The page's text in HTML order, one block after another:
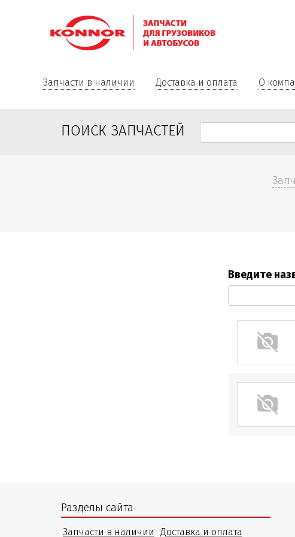
Запчасти в наличии Доставка и оплата О
ПОИСК ЗАПЧАСТЕЙ
Введите
Разделы сайта
Запчасти в наличии Доставка и оплата